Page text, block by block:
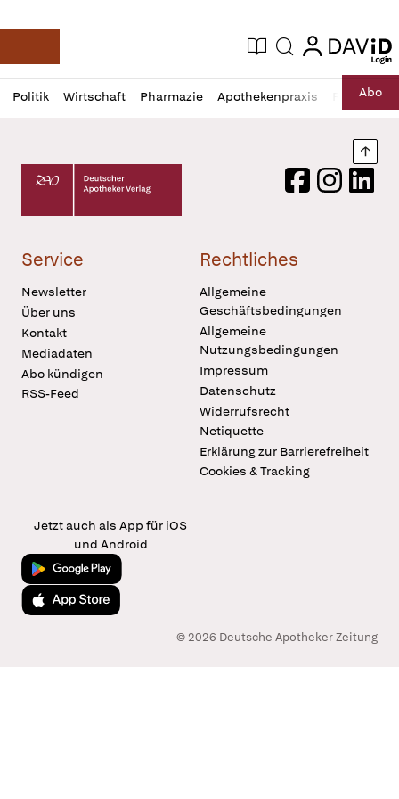
Deutsche Apotheker Zeitung
Aktuelle Ausgabe
Suche login
login
Politik Wirtschaft Pharmazie Apothekenpraxis RechtAbo
Profil
öffnen
Daz
Pur
Deutscher Apotheker Verlag Logo
FacebookInstagram
Service
Newsletter
Über uns
Kontakt
Mediadaten
Abo kündigen
RSS-Feed
Rechtliches
Allgemeine
Geschäftsbedingungen
Allgemeine
Nutzungsbedingungen
Impressum
Datenschutz
Widerrufsrecht
Netiquette
Erklärung zur Barrierefreiheit
Cookies & Tracking
Jetzt auch als App für iOS
und Android
Jetzt bei Google Play
Laden im App Store
© 2026 Deutsche Apotheker Zeitung